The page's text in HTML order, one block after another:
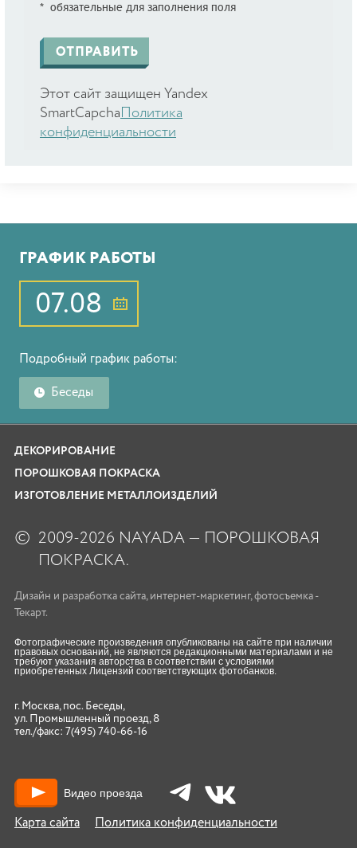
* обязательные для заполнения поля
Этот сайт защищен Yandex
SmartCapcha Политика
конфиденциальности
ГРАФИК РАБОТЫ
07.08
Подробный график работы:
Беседы
ДЕКОРИРОВАНИЕ
ПОРОШКОВАЯ ПОКРАСКА
ИЗГОТОВЛЕНИЕ МЕТАЛЛОИЗДЕЛИЙ
© 2009-2026 NAYADA — ПОРОШКОВАЯ
ПОКРАСКА.
Дизайн и разработка сайта, интернет-маркетинг,фотосъемка -
Текарт.
Фотографические произведения опубликованы на сайте при наличии
правовых оснований, не являются редакционными материалами и не
требуют указания авторства в соответствии с условиями
приобретенных Лицензий соответствующих фотобанков.
г. Москва, пос. Беседы,
ул. Промышленный проезд, 8
тел./факс: 7(495) 740-66-16
Карта сайта Политика конфиденциальности
Видео проезда